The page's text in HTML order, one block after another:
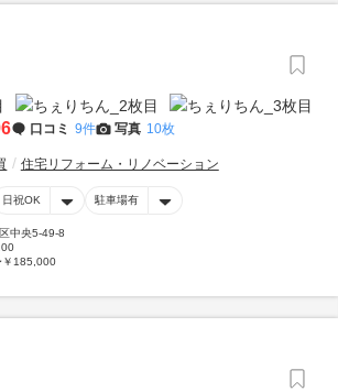
口コミ 9件 写真 10枚
住宅リフォーム・リノベーション
日祝OK 駐車場有
中央5-49-8
￥185,000